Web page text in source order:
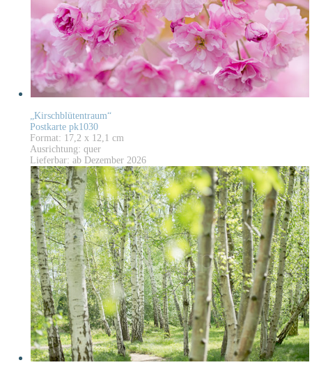
„Kirschblütentraum“
Postkarte pk1030
Format: 17,2 x 12,1 cm
Ausrichtung: quer
Lieferbar: ab Dezember 2026